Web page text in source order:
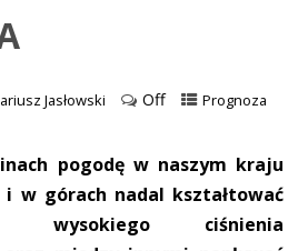
Jasłowski Off Prognoza
pogodę w naszym kraju
w górach nadal kształtować
wysokiego ciśnienia